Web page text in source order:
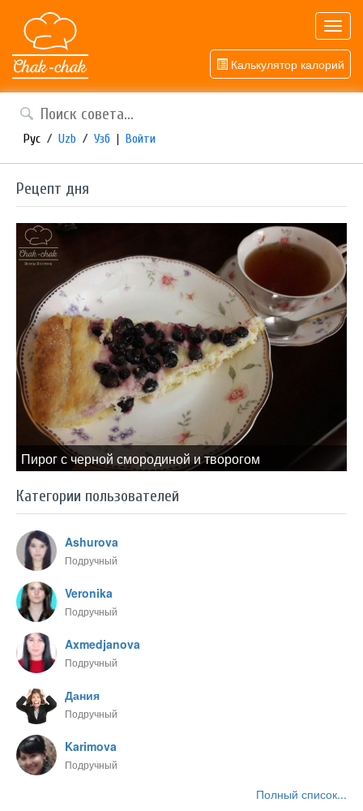
Калькулятор калорий
Рус / Uzb / Узб | Войти
Рецепт дня
Пирог с черной смородиной и творогом
Категории пользователей
Ashurova
Подручный
Veronika
Подручный
Axmedjanova
Подручный
Дания
Подручный
Karimova
Подручный
Полный список...